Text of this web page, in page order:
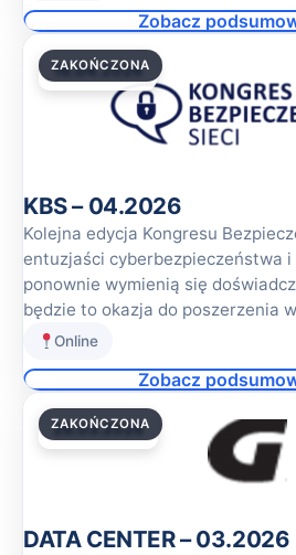
Zobacz
16.04.2026
ZAKOŃCZONA
KBS – 04.2026
Kolejna edycja Kongresu
entuzjaści cyberbezpieczeństwa
ponownie wymienią się
będzie to okazja do poszerzenia
Online
Zobacz
26.03.2026
ZAKOŃCZONA
DATA CENTER – 03.2026